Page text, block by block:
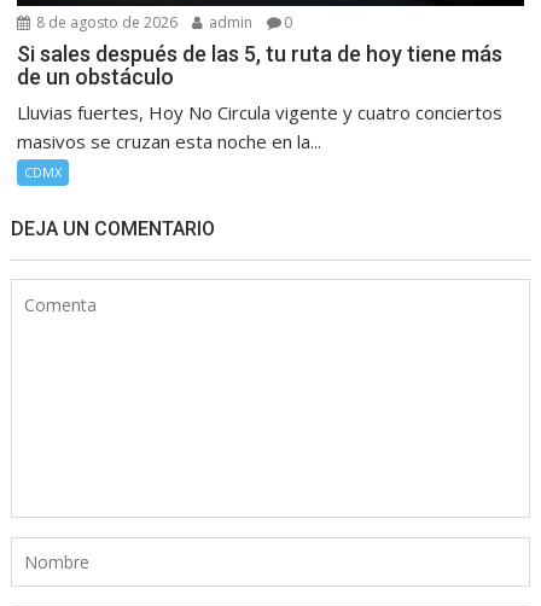
8 de agosto de 2026 admin 0
Si sales después de las 5, tu ruta de hoy tiene más
de un obstáculo
Lluvias fuertes, Hoy No Circula vigente y cuatro conciertos
masivos se cruzan esta noche en la...
CDMX
DEJA UN COMENTARIO